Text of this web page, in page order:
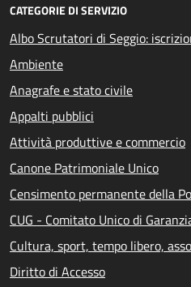
CATEGORIE DI SERVIZIO
Albo Scrutatori di Seggio:
Ambiente
Anagrafe e stato civile
Appalti pubblici
Attività produttive e commercio
Canone Patrimoniale Unico
Censimento permanente della
CUG - Comitato Unico di
Cultura, sport, tempo libero,
Diritto di Accesso